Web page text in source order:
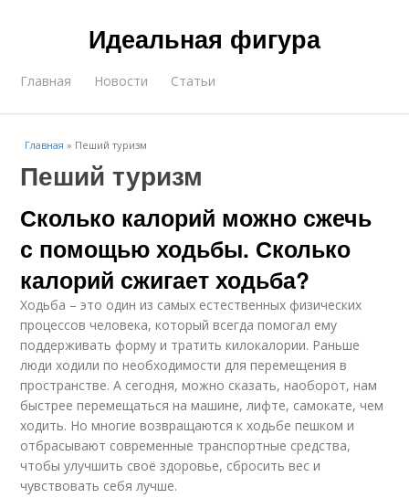
Идеальная фигура
Главная Новости Статьи
Главная » Пеший туризм
Пеший туризм
Сколько калорий можно сжечь
с помощью ходьбы. Сколько
калорий сжигает ходьба?
Ходьба – это один из самых естественных физических
процессов человека, который всегда помогал ему
поддерживать форму и тратить килокалории. Раньше
люди ходили по необходимости для перемещения в
пространстве. А сегодня, можно сказать, наоборот, нам
быстрее перемещаться на машине, лифте, самокате, чем
ходить. Но многие возвращаются к ходьбе пешком и
отбрасывают современные транспортные средства,
чтобы улучшить своё здоровье, сбросить вес и
чувствовать себя лучше.